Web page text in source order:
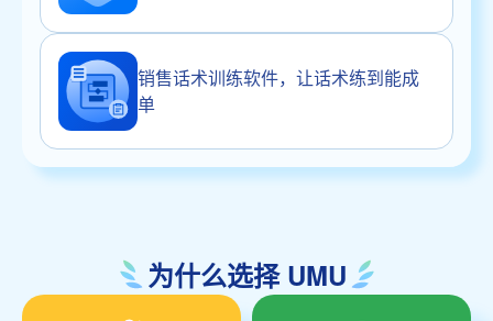
销售话术训练软件，让话术练到能成
单
为什么选择 UMU